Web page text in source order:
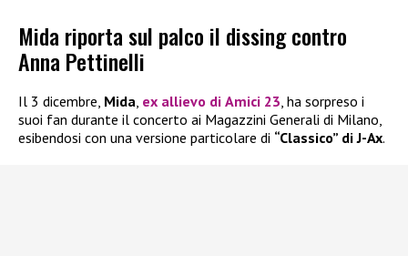
Mida riporta sul palco il dissing contro
Anna Pettinelli
Il 3 dicembre, Mida ex allievo di Amici 23 , ha sorpreso i
suoi fan durante il concerto ai Magazzini Generali di Milano,
esibendosi con una versione particolare di “Classico” di J-Ax.